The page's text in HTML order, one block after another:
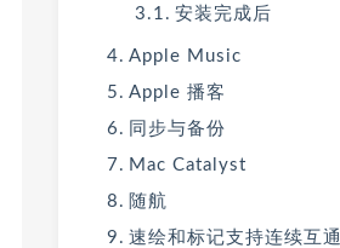
安装完成后
Apple Music
Apple 播客
同步与备份
Mac Catalyst
随航
速绘和标记支持连续互通